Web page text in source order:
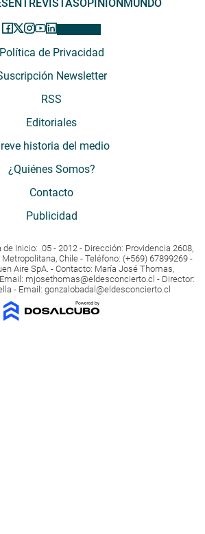
ENTREVISTASOPINIÓN MUNDO
Política de Privacidad
Newsletter
RSS
Editoriales
historia del medio
¿Quiénes Somos?
Contacto
Publicidad
de Inicio: 05 - 2012 - Dirección: Providencia 2608,
Chile - Teléfono: (+569) 67899269 -
Aire SpA. - Contacto: María José Thomas,
mjosethomas@eldesconcierto.cl - Director:
- Email: gonzalobadal@eldesconcierto.cl